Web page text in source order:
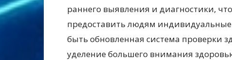
раннего выявления и диагностики,
предоставить людям
быть обновленная система проверки
уделение большего внимания